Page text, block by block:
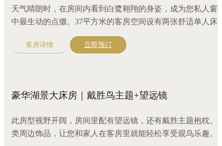
天气晴朗时，在房间内看到白鹭翱翔的身姿，成为您私人窗
中最生动的点缀。37平方米的客房空间设有两张舒适单人床
配备三区分离盥洗室，满足住客同时使用。原木色装修和完
设施让整个房间更显奢华舒适。
客房详情 立即预订
豪华湖景大床房｜戴胜鸟主题+望远镜
此房型视野开阔，房间里配有望远镜，还有戴胜主题抱枕、
类周边饰品，让您和家人在客房里就能轻松享受观鸟乐趣。